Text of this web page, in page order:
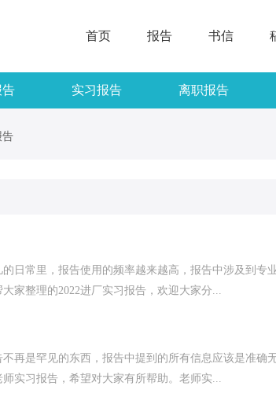
首页 报告 书信
告 实习报告 离职报告
告
日常里，报告使用的频率越来越高，报告中涉及到专
家整理的2022进厂实习报告，欢迎大家分...
再是罕见的东西，报告中提到的所有信息应该是准确
实习报告，希望对大家有所帮助。老师实...